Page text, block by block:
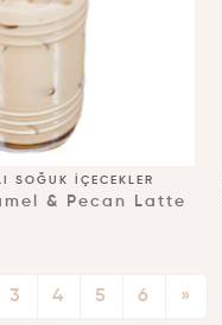
SOĞUK İÇECEKLER
& Pecan Latte
3 4 5 6 »